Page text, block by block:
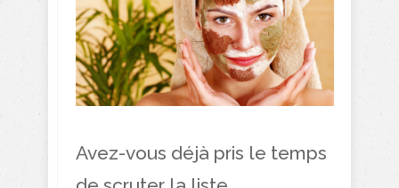
Avez-vous déjà pris le temps